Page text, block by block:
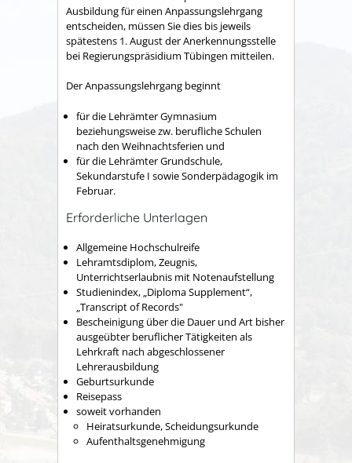
Ausbildung für einen Anpassungslehrgang
entscheiden, müssen Sie dies bis jeweils
spätestens 1. August der Anerkennungsstelle
bei Regierungspräsidium Tübingen mitteilen.
Der Anpassungslehrgang beginnt
für die Lehrämter Gymnasium
beziehungsweisezw. berufliche Schulen
nach den Weihnachtsferien und
für die Lehrämter Grundschule,
Sekundarstufe I sowie Sonderpädagogik im
Februar.
Erforderliche Unterlagen
Allgemeine Hochschulreife
Lehramtsdiplom, Zeugnis,
Unterrichtserlaubnis mit Notenaufstellung
Studienindex, „Diploma Supplement“,
„Transcript of Records"
Bescheinigung über die Dauer und Art bisher
ausgeübter beruflicher Tätigkeiten als
Lehrkraft nach abgeschlossener
Lehrerausbildung
Geburtsurkunde
Reisepass
soweit vorhanden
Heiratsurkunde, Scheidungsurkunde
Aufenthaltsgenehmigung